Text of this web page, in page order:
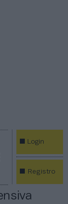
Login
Registro